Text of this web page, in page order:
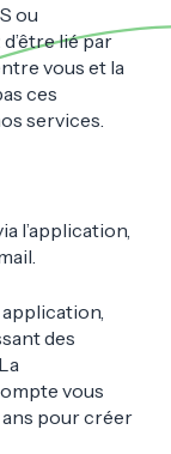
ou
lié par
vous et la
ces
services.
l’application,
des
vous
ans pour créer